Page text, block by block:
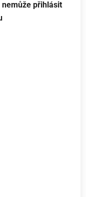
nemůže přihlásit